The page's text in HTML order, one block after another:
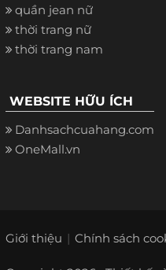
quần jean nữ
thời trang nữ
thời trang nam
WEBSITE HỮU ÍCH
Danhsachcuahang.com
OneMall.vn
Giới thiệu Chính sách